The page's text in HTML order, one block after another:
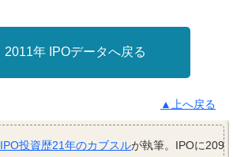
2011年 IPOデータへ戻る
▲上へ戻る
IPO投資歴21年のカブスルが執筆。IPOに209